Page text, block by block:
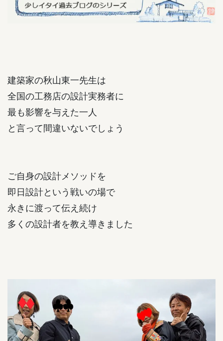
建築家の秋山東一先生は
全国の工務店の設計実務者に
最も影響を与えた一人
と言って間違いないでしょう
ご自身の設計メソッドを
即日設計という戦いの場で
永きに渡って伝え続け
多くの設計者を教え導きました